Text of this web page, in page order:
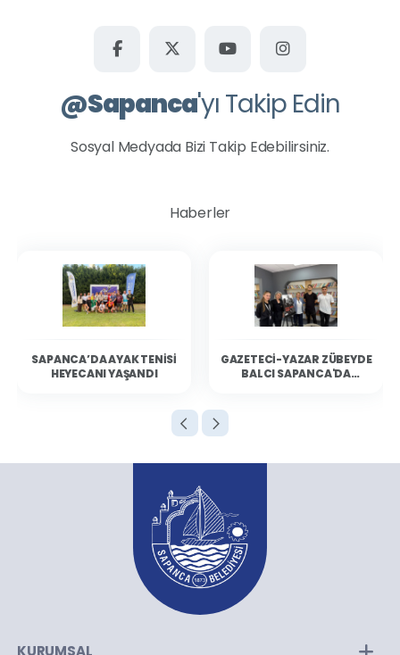
@Sapanca'yı Takip Edin
Sosyal Medyada Bizi Takip Edebilirsiniz.
Haberler
SAPANCA’DA AYAK TENISI
HEYECANI YAŞANDI
GAZETECI-YAZAR ZÜBEYDE
BALCI SAPANCA'DA
KURUMSAL